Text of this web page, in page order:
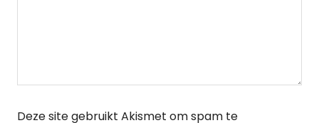
Deze site gebruikt Akismet om spam te